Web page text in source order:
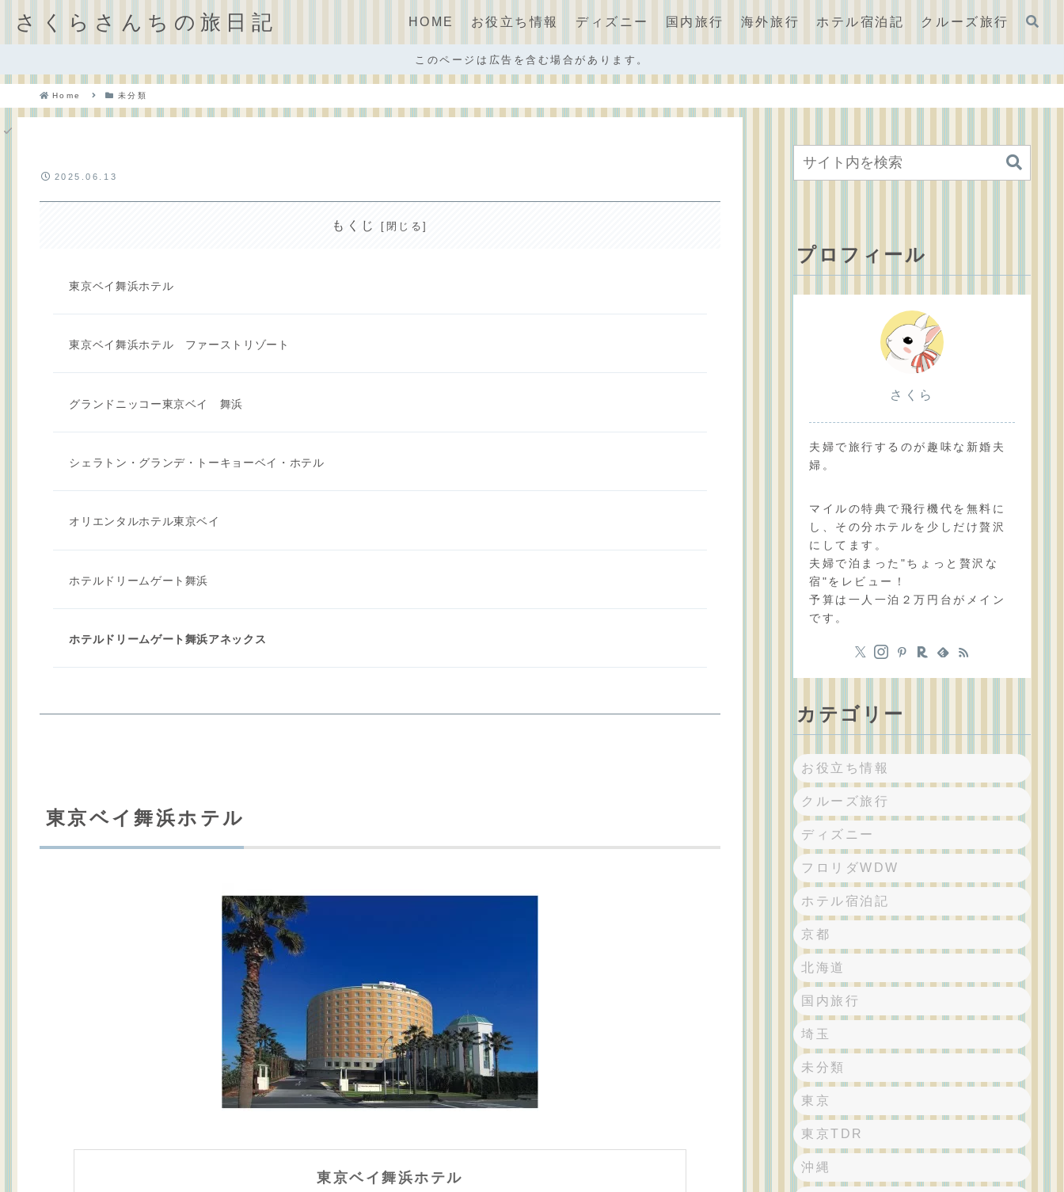
さくらさんちの旅日記 HOME お役立ち情報 ディズニー 国内旅行 海外旅行 ホテル宿泊記 クルーズ旅行
このページは広告を含む場合があります。
Home 未分類
2025.06.13
もくじ
東京ベイ舞浜ホテル
東京ベイ舞浜ホテル ファーストリゾート
グランドニッコー東京ベイ 舞浜
シェラトン・グランデ・トーキョーベイ・ホテル
オリエンタルホテル東京ベイ
ホテルドリームゲート舞浜
ホテルドリームゲート舞浜アネックス
東京ベイ舞浜ホテル
東京ベイ舞浜ホテル
プロフィール
さくら
夫婦で旅行するのが趣味な新婚夫
婦。
マイルの特典で飛行機代を無料に
し、その分ホテルを少しだけ贅沢
にしてます。
夫婦で泊まった"ちょっと贅沢な
宿"をレビュー！
予算は一人一泊２万円台がメイン
です。
カテゴリー
お役立ち情報
クルーズ旅行
ディズニー
フロリダWDW
ホテル宿泊記
京都
北海道
国内旅行
埼玉
未分類
東京
東京TDR
沖縄